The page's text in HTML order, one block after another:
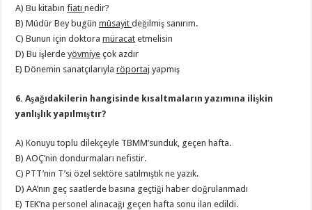
A) Bu kitabınfiatınedir?
B) Müdür Bey bugünmüsayitdeğilmiş sanırım.
C) Bunun için doktoramüracat etmelisin
D) Bu işlerde yövmiye çok azdır
E) Dönemin sanatçılarıylaröportaj yapmış
6. Aşağıdakilerin hangisinde kısaltmaların yazımına ilişkin
yanlışlık yapılmıştır?
A) Konuyu toplu dilekçeyle TBMM’sunduk, geçen hafta.
B) AOÇ’nin dondurmaları nefistir.
C) PTT’nin T’si özel sektöre satılmıştık ne yazık.
D) AA’nın geç saatlerde basına geçtiği haber doğrulanmadı
E) TEK’na personel alınacağı geçen hafta sonu ilan edildi.